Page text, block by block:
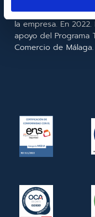
mejora de la
la empresa. En
apoyo del Programa
Comercio de Málaga.